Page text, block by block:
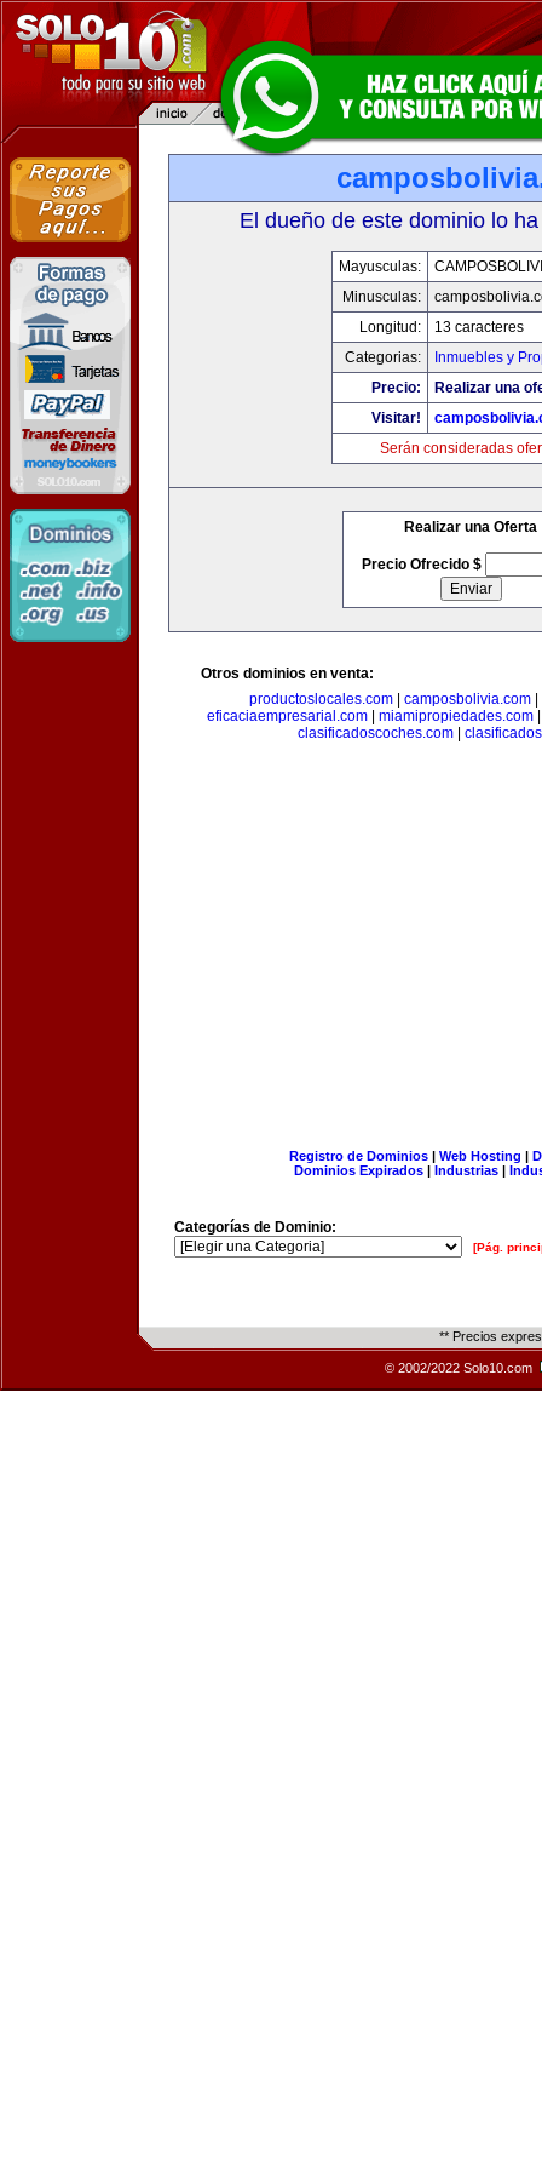
El dueño de este dominio lo
Mayusculas:
Minusculas:
Longitud:
13 caracteres
Categorias:
Inmuebles y
Precio:
Realizar una
Visitar!
Serán consideradas
Realizar una Oferta
Precio Ofrecido $
Otros dominios en venta:
productoslocales.com| camposbolivia.com|
eficaciaempresarial.com
miamipropiedades.com
clasificadoscoches.com|
Registro de Dominios| Web Hosting |
Dominios Expirados | Industrias |
Categorías de Dominio:
[Pág.
** Precios
© 2002/2022 Solo10.com